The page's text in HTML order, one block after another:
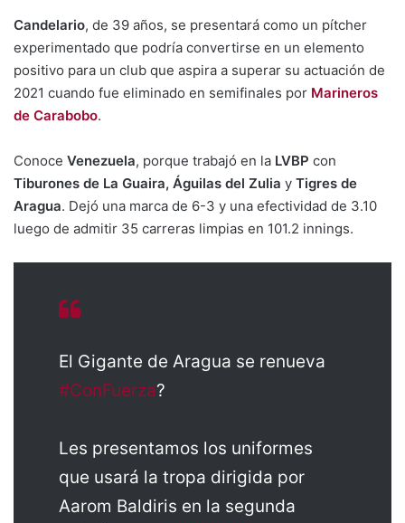
Candelario, de 39 años, se presentará como un pítcher
experimentado que podría convertirse en un elemento
positivo para un club que aspira a superar su actuación de
2021 cuando fue eliminado en semifinales por Marineros
de Carabobo.
Conoce Venezuela, porque trabajó en la LVBP con
Tiburones de La Guaira, Águilas del Zulia y Tigres de
Aragua. Dejó una marca de 6-3 y una efectividad de 3.10
luego de admitir 35 carreras limpias en 101.2 innings.
El Gigante de Aragua se renueva
#ConFuerza?
Les presentamos los uniformes
que usará la tropa dirigida por
Aarom Baldiris en la segunda